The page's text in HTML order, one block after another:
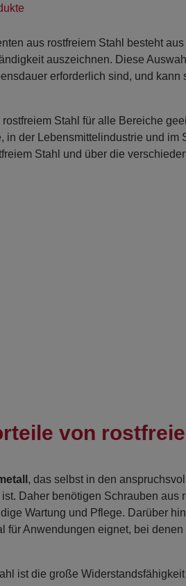
aus rostfreiem Stahl besteht
auszeichnen. Diese
erforderlich sind, und kann
Stahl für alle Bereiche
in der Lebensmittelindustrie und
Stahl und über die
von
, das selbst in den
Daher benötigen Schrauben aus
Wartung und Pflege. Darüber
für Anwendungen eignet, bei
ist die große